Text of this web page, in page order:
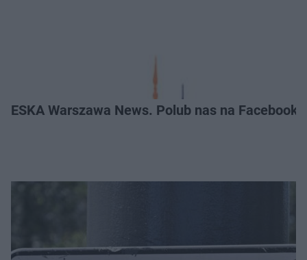
ESKA Warszawa News. Polub nas na